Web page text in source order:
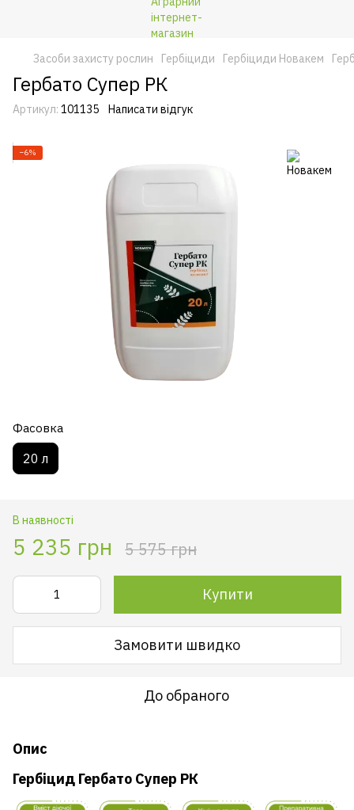
Засоби захисту рослин Гербіциди Гербіциди Новакем
Гербато Супер РК
Артикул: 101135 Написати відгук
−6%
Фасовка
20 л
В наявності
5 235 грн 5 575 грн
Купити
Замовити швидко
До обраного
Опис
Гербіцид Гербато Супер РК